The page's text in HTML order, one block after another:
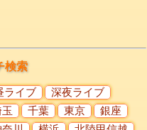
検索
ライブ
深夜ライブ
千葉 東京
銀座